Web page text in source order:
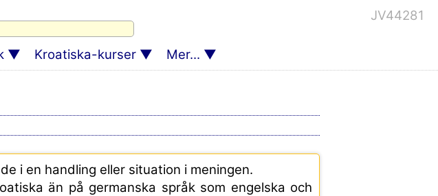
Kroatiska-kurser Mer...
JV44281
i en handling eller situation i meningen.
än på germanska språk som engelska och